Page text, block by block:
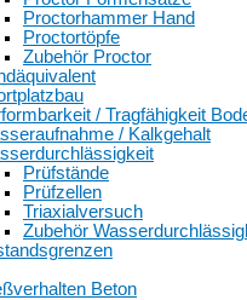
Proctorhammer Hand
Proctortöpfe
Zubehör Proctor
/ Tragfähigkeit
/ Kalkgehalt
Prüfstände
Prüfzellen
Triaxialversuch
Zubehör
Beton